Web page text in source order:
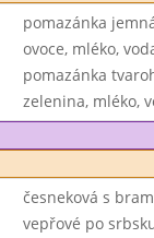
pomazánka
ovoce, mléko,
pomazánka
zelenina, mléko,
česneková s
vepřové po